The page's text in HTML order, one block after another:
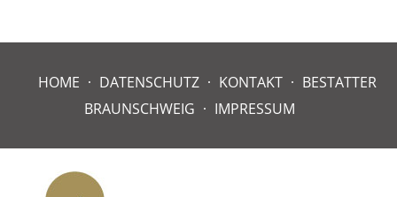
HOME DATENSCHUTZ KONTAKT
BESTATTER
BRAUNSCHWEIG
IMPRESSUM